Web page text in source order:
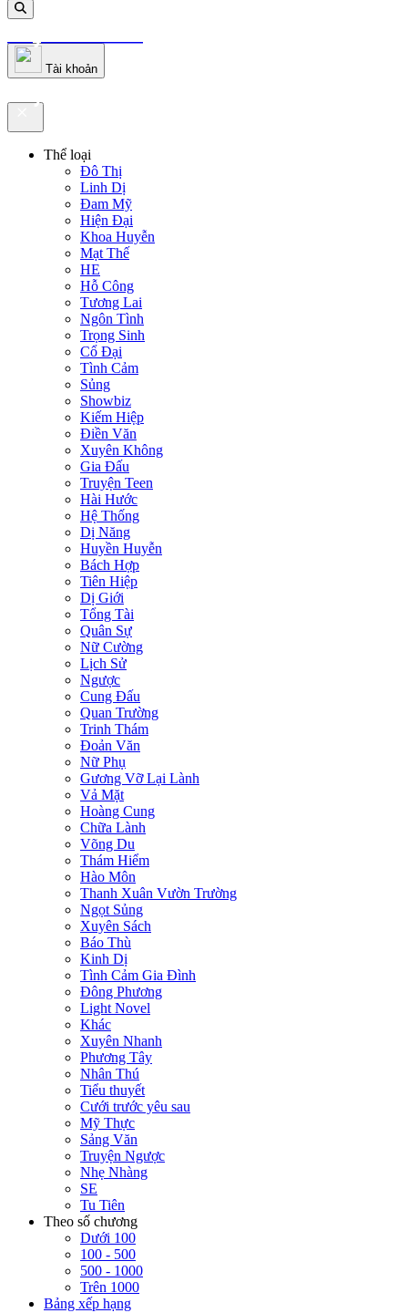
truyenfullz.com
Tài khoản
truyenfullz.com
Thể loại
Đô Thị
Linh Dị
Đam Mỹ
Hiện Đại
Khoa Huyễn
Mạt Thế
HE
Hỗ Công
Tương Lai
Ngôn Tình
Trọng Sinh
Cổ Đại
Tình Cảm
Sủng
Showbiz
Kiếm Hiệp
Điền Văn
Xuyên Không
Gia Đấu
Truyện Teen
Hài Hước
Hệ Thống
Dị Năng
Huyền Huyễn
Bách Hợp
Tiên Hiệp
Dị Giới
Tổng Tài
Quân Sự
Nữ Cường
Lịch Sử
Ngược
Cung Đấu
Quan Trường
Trinh Thám
Đoản Văn
Nữ Phụ
Gương Vỡ Lại Lành
Vả Mặt
Hoàng Cung
Chữa Lành
Võng Du
Thám Hiểm
Hào Môn
Thanh Xuân Vườn Trường
Ngọt Sủng
Xuyên Sách
Báo Thù
Kinh Dị
Tình Cảm Gia Đình
Đông Phương
Light Novel
Khác
Xuyên Nhanh
Phương Tây
Nhân Thú
Tiểu thuyết
Cưới trước yêu sau
Mỹ Thực
Sảng Văn
Truyện Ngược
Nhẹ Nhàng
SE
Tu Tiên
Theo số chương
Dưới 100
100 - 500
500 - 1000
Trên 1000
Bảng xếp hạng